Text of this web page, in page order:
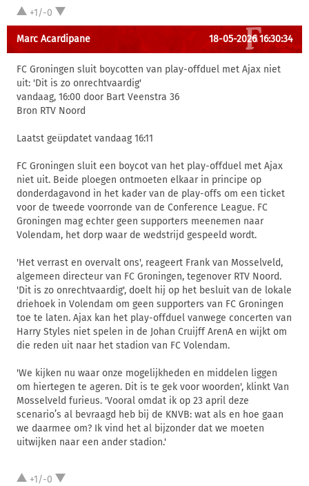
+1/-0
Marc Acardipane 18-05-2026 16:30:34
FC Groningen sluit boycotten van play-offduel met Ajax niet
uit: 'Dit is zo onrechtvaardig'
vandaag, 16:00 door Bart Veenstra 36
Bron RTV Noord
Laatst geüpdatet vandaag 16:11
FC Groningen sluit een boycot van het play-offduel met Ajax
niet uit. Beide ploegen ontmoeten elkaar in principe op
donderdagavond in het kader van de play-offs om een ticket
voor de tweede voorronde van de Conference League. FC
Groningen mag echter geen supporters meenemen naar
Volendam, het dorp waar de wedstrijd gespeeld wordt.
'Het verrast en overvalt ons', reageert Frank van Mosselveld,
algemeen directeur van FC Groningen, tegenover RTV Noord.
'Dit is zo onrechtvaardig', doelt hij op het besluit van de lokale
driehoek in Volendam om geen supporters van FC Groningen
toe te laten. Ajax kan het play-offduel vanwege concerten van
Harry Styles niet spelen in de Johan Cruijff ArenA en wijkt om
die reden uit naar het stadion van FC Volendam.
'We kijken nu waar onze mogelijkheden en middelen liggen
om hiertegen te ageren. Dit is te gek voor woorden', klinkt Van
Mosselveld furieus. 'Vooral omdat ik op 23 april deze
scenario’s al bevraagd heb bij de KNVB: wat als en hoe gaan
we daarmee om? Ik vind het al bijzonder dat we moeten
uitwijken naar een ander stadion.'
+1/-0